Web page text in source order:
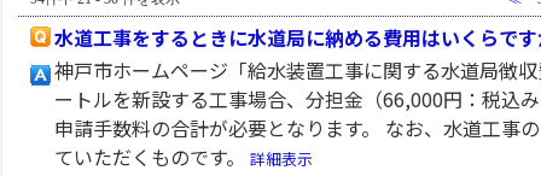
水道工事をするときに水道局に納める費用はいくらで
神戸市ホームページ「給水装置工事に関する水道局徴
ートルを新設する工事場合、分担金（66,000円：税込
申請手数料の合計が必要となります。 なお、水道工事
ていただくものです。
詳細表示